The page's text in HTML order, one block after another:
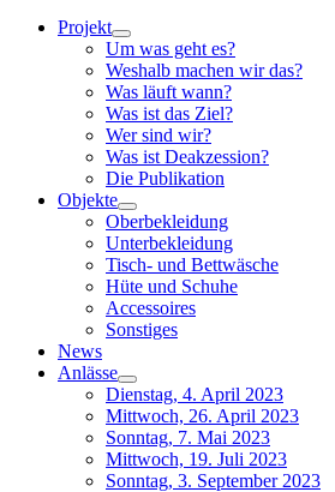
Projekt
Um was geht es?
Weshalb machen wir das?
Was läuft wann?
Was ist das Ziel?
Wer sind wir?
Was ist Deakzession?
Die Publikation
Objekte
Oberbekleidung
Unterbekleidung
Tisch- und Bettwäsche
Hüte und Schuhe
Accessoires
Sonstiges
News
Anlässe
Dienstag, 4. April 2023
Mittwoch, 26. April 2023
Sonntag, 7. Mai 2023
Mittwoch, 19. Juli 2023
Sonntag, 3. September 2023